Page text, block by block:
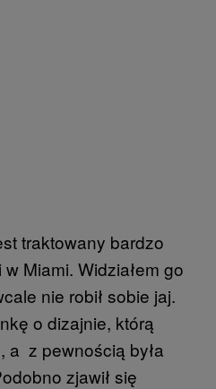
traktowany bardzo
Miami. Widziałem go
nie robił sobie jaj.
o dizajnie, którą
a z pewnością była
zjawił się